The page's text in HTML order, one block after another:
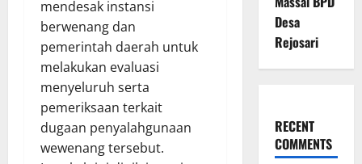
mendesak instansi
berwenang dan
pemerintah daerah untuk
melakukan evaluasi
menyeluruh serta
pemeriksaan terkait
dugaan penyalahgunaan
wewenang tersebut.
Desa
Rejosari
RECENT
COMMENTS